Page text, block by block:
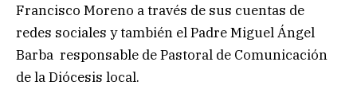
Francisco Moreno a través de sus cuentas de
redes sociales y también el Padre Miguel Ángel
Barba responsable de Pastoral de Comunicación
de la Diócesis local.